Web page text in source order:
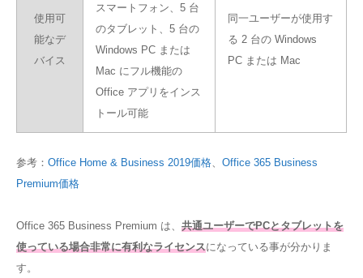
使用可
能なデ
バイス
スマートフォン、5 台
のタブレット、5 台の
Windows PC または
Mac にフル機能の
Office アプリをインス
トール可能
同一ユーザーが使用す
る 2 台の Windows
PC または Mac
参考： Office Home & Business 2019価格
Office 365 Business
Premium価格
Office 365 Business Premium は、 共通ユーザーでPCとタブレットを
使っている場合非常に有利なライセンスになっている事が分かりま
す。